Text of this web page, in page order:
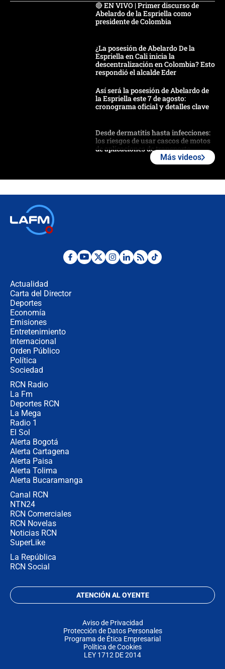
🔴 EN VIVO | Primer discurso de
Abelardo de la Espriella como
presidente de Colombia
¿La posesión de Abelardo De la
Espriella en Cali inicia la
descentralización en Colombia? Esto
respondió el alcalde Eder
Así será la posesión de Abelardo de
la Espriella este 7 de agosto:
cronograma oficial y detalles clave
Desde dermatitis hasta infecciones:
los riesgos de usar cascos de motos
de aplicaciones de transporte
Posesión de Abelardo De La Espriella
Más videos
Actualidad
Carta del Director
Deportes
Economía
Emisiones
Entretenimiento
Internacional
Orden Público
Política
Sociedad
RCN Radio
La Fm
Deportes RCN
La Mega
Radio 1
El Sol
Alerta Bogotá
Alerta Cartagena
Alerta Paisa
Alerta Tolima
Alerta Bucaramanga
Canal RCN
NTN24
RCN Comerciales
RCN Novelas
Noticias RCN
SuperLike
La República
RCN Social
ATENCIÓN AL OYENTE
Aviso de Privacidad
Protección de Datos Personales
Programa de Ética Empresarial
Política de Cookies
LEY 1712 DE 2014